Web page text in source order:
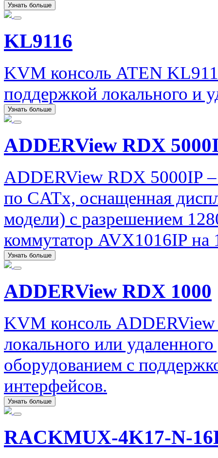
Узнать больше
KL9116
KVM консоль ATEN
поддержкой локального и
Узнать больше
ADDERView RDX
ADDERView RDX 5000IP
по CATx, оснащенная
модели) с разрешением
коммутатор AVX1016IP на
Узнать больше
ADDERView RDX 1000
KVM консоль
локального или
оборудованием с
интерфейсов.
Узнать больше
RACKMUX-4K17-N-